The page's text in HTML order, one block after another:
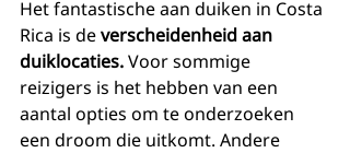
Het fantastische aan duiken in Costa
Rica is de verscheidenheid aan
duiklocaties. Voor sommige
reizigers is het hebben van een
aantal opties om te onderzoeken
een droom die uitkomt. Andere